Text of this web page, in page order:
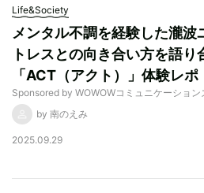
Life&Society
メンタル不調を経験した瀧波
トレスとの向き合い方を語り
「ACT（アクト）」体験レポ
Sponsored by WOWOWコミュニケーション
by 南のえみ
2025.09.29